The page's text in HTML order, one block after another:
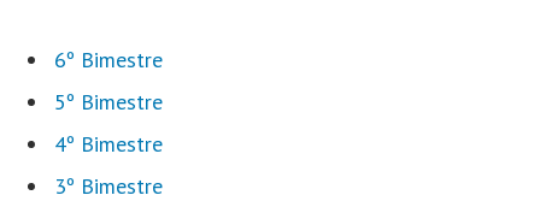
6º Bimestre
5º Bimestre
4º Bimestre
3º Bimestre